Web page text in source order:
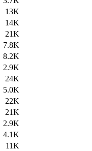
13K
14K
21K
7.8K
8.2K
2.9K
24K
5.0K
22K
21K
2.9K
4.1K
11K